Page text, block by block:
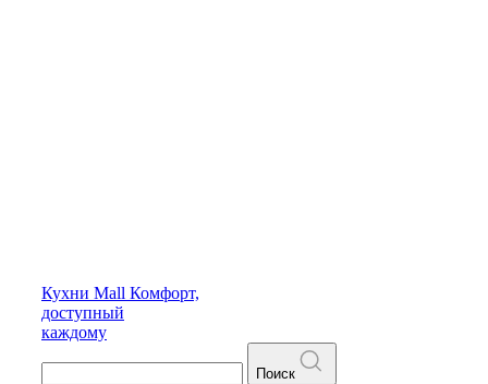
Кухни Mall Комфорт,
доступный
каждому
Поиск